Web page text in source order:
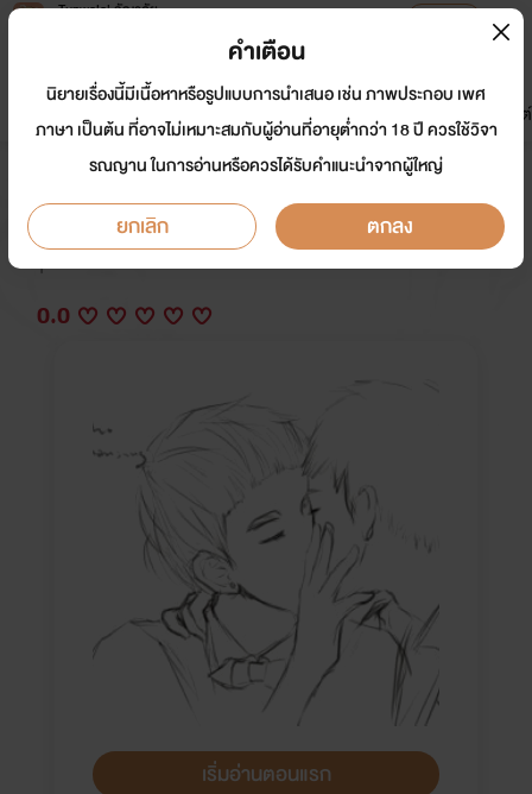
Tunwalai ธัญวลัย
หน้าแรก นิยาย อีบุ๊ก การ์ตูน
มาใหม่
ดรีมแชท ธัญลิสต์
เฮ้อ....รักครั้งนี้ทำไมต้องมึง
นักเขียน: kiriss
Y
0.0
เริ่มอ่านตอนแรก
คำเตือน
นิยายเรื่องนี้มีเนื้อหาหรือรูปแบบการนำเสนอ เช่น ภาพประกอบ เพศ
ภาษา เป็นต้น ที่อาจไม่เหมาะสมกับผู้อ่านที่อายุต่ำกว่า 18 ปี ควรใช้วิจา
รณญาน ในการอ่านหรือควรได้รับคำแนะนำจากผู้ใหญ่
ยกเลิก ตกลง